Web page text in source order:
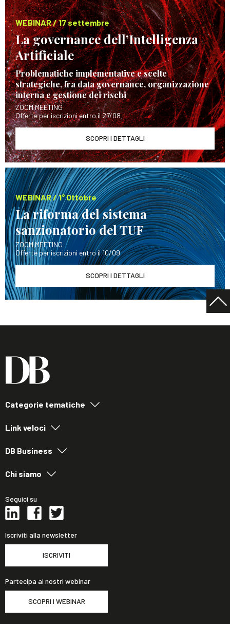
WEBINAR / 17 settembre
La governance dell’Intelligenza
Artificiale
Problematiche implementative e scelte
strategiche, fra data governance, organizzazione
interna e gestione dei rischi
ZOOM MEETING
Offerte per iscrizioni entro il 27/08
SCOPRI I DETTAGLI
WEBINAR / 1° Ottobre
La riforma del sistema
sanzionatorio del TUF
ZOOM MEETING
Offerte per iscrizioni entro il 10/09
SCOPRI I DETTAGLI
Categorie tematiche
Link veloci
DB Business
Chi siamo
Seguici su
Iscriviti alla newsletter
ISCRIVITI
Partecipa ai nostri webinar
SCOPRI I WEBINAR